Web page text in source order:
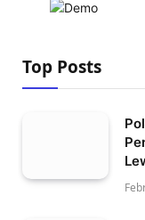
Top Posts